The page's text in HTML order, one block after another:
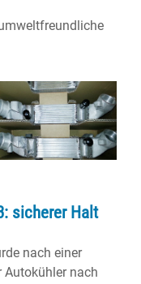
sicherer Halt
nach einer
Autokühler nach